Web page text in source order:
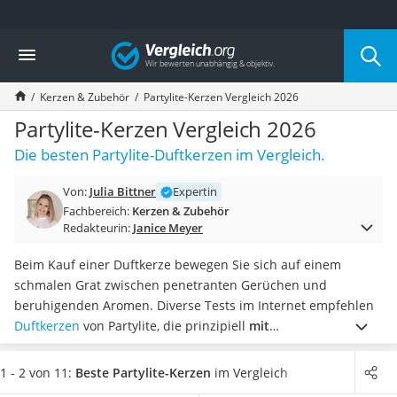
Die beliebtesten Vergleiche nach Kategorie
Wohnen
Matratzen-Topper
Matratzen
Konferenzlautsprecher
Tageslichtlampe
Badlüfter
Bürohocker
Außenleuchte mit Kamera
Akku-Tischlampe
Konferenzmikrofon
Klappmatratze
Duschkopf mit Kalkfilter
Aktenvernichter Sicherheitsstufe 4
Bettgitter
Vergleich
Kerzen & Zubehör Partylite-Kerzen Vergleich 2026
Partylite-Kerzen Vergleich 2026
Die besten Partylite-Duftkerzen im Vergleich.
Von: Julia Bittner
Expertin
Fachbereich: Kerzen & Zubehör
Redakteurin: Janice Meyer
Beim Kauf einer Duftkerze bewegen Sie sich auf einem
schmalen Grat zwischen penetranten Gerüchen und
beruhigenden Aromen. Diverse Tests im Internet empfehlen
Duftkerzen von Partylite, die prinzipiell mit
außergewöhnlichen und wohlriechenden Duftprofilen
punkten
Ganz gleich, ob Sie einen Abend mit Freunden
1 - 2 von 11: Beste Partylite-Kerzen im Vergleich